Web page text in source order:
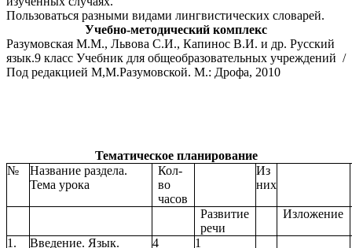
Пользоваться разными видами лингвистических словарей.
Учебно-методический комплекс
Разумовская М.М., Львова С.И., Капинос В.И. и др. Русский
язык.9 класс Учебник для общеобразовательных учреждений /
Под редакцией М,М.Разумовской. М.: Дрофа, 2010
Тематическое планирование
№
Название раздела.
Тема урока
Кол-
во
часов
Из
них
Развитие
речи
Изложение
1.
Введение. Язык.
4 1